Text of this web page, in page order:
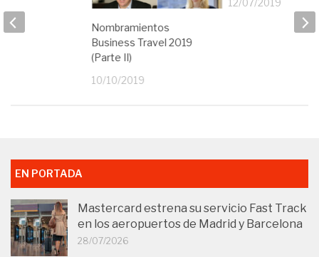
Nombramientos
Business Travel 2019
(Parte II)
10/10/2019
12/07/2019
EN PORTADA
Mastercard estrena su servicio Fast Track
en los aeropuertos de Madrid y Barcelona
28/07/2026